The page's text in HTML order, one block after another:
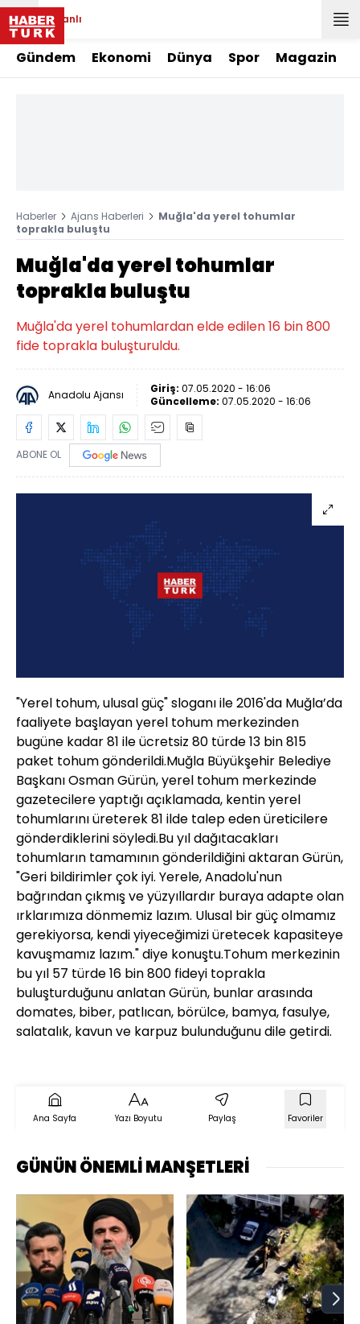
Canlı
Gündem Ekonomi Dünya Spor Magazin
Haberler Ajans Haberleri
Muğla'da yerel tohumlar
toprakla buluştu
Muğla'da yerel tohumlar
toprakla buluştu
Muğla'da yerel tohumlardan elde edilen 16 bin 800
fide toprakla buluşturuldu.
Anadolu Ajansı Giriş: 07.05.2020 - 16:06
Güncelleme: 07.05.2020 - 16:06
ABONE OL
"Yerel tohum, ulusal güç" sloganı ile 2016'da Muğla’da
faaliyete başlayan yerel tohum merkezinden
bugüne kadar 81 ile ücretsiz 80 türde 13 bin 815
paket tohum gönderildi.Muğla Büyükşehir Belediye
Başkanı Osman Gürün, yerel tohum merkezinde
gazetecilere yaptığı açıklamada, kentin yerel
tohumlarını üreterek 81 ilde talep eden üreticilere
gönderdiklerini söyledi.Bu yıl dağıtacakları
tohumların tamamının gönderildiğini aktaran Gürün,
"Geri bildirimler çok iyi. Yerele, Anadolu'nun
bağrından çıkmış ve yüzyıllardır buraya adapte olan
ırklarımıza dönmemiz lazım. Ulusal bir güç olmamız
gerekiyorsa, kendi yiyeceğimizi üretecek kapasiteye
kavuşmamız lazım." diye konuştu.Tohum merkezinin
bu yıl 57 türde 16 bin 800 fideyi toprakla
buluşturduğunu anlatan Gürün, bunlar arasında
domates, biber, patlıcan, börülce, bamya, fasulye,
salatalık, kavun ve karpuz bulunduğunu dile getirdi.
Ana Sayfa Yazı Boyutu Paylaş Favoriler
GÜNÜN ÖNEMLİ MANŞETLERİ